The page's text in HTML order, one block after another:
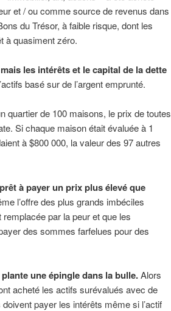
et / ou comme source de revenus dans
du Trésor, à faible risque, dont les
à quasiment zéro.
les intérêts et le capital de la dette
basé sur de l’argent emprunté.
quartier de 100 maisons, le prix de toutes
Si chaque maison était évaluée à 1
à $800 000, la valeur des 97 autres
à payer un prix plus élevé que
l’offre des plus grands imbéciles
par la peur et que les
des sommes farfelues pour des
une épingle dans la bulle.Alors
acheté les actifs surévalués avec de
payer les intérêts même si l’actif